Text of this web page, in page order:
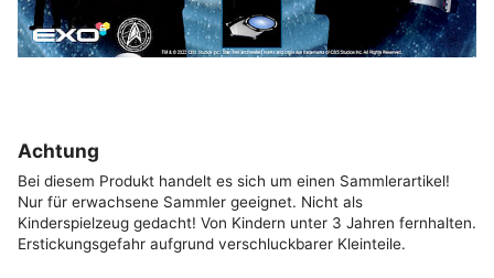
Achtung
Bei diesem Produkt handelt es sich um einen Sammlerartikel!
Nur für erwachsene Sammler geeignet. Nicht als
Kinderspielzeug gedacht! Von Kindern unter 3 Jahren fernhalten.
Erstickungsgefahr aufgrund verschluckbarer Kleinteile.